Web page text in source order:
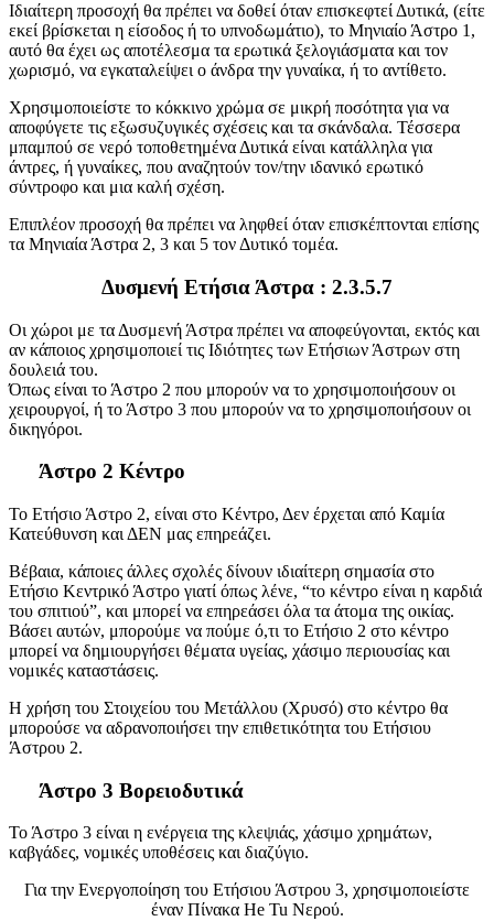
Ιδιαίτερη προσοχή θα πρέπει να δοθεί όταν επισκεφτεί Δυτικά, (είτε
εκεί βρίσκεται η είσοδος ή το υπνοδωμάτιο), το Μηνιαίο Άστρο 1,
αυτό θα έχει ως αποτέλεσμα τα ερωτικά ξελογιάσματα και τον
χωρισμό, να εγκαταλείψει o άνδρα την γυναίκα, ή το αντίθετο.
Χρησιμοποιείστε το κόκκινο χρώμα σε μικρή ποσότητα για να
αποφύγετε τις εξωσυζυγικές σχέσεις και τα σκάνδαλα. Τέσσερα
μπαμπού σε νερό τοποθετημένα Δυτικά είναι κατάλληλα για
άντρες, ή γυναίκες, που αναζητούν τον/την ιδανικό ερωτικό
σύντροφο και μια καλή σχέση.
Επιπλέον προσοχή θα πρέπει να ληφθεί όταν επισκέπτονται επίσης
τα Μηνιαία Άστρα 2, 3 και 5 τον Δυτικό τομέα.
Δυσμενή Ετήσια Άστρα : 2.3.5.7
Οι χώροι με τα Δυσμενή Άστρα πρέπει να αποφεύγονται, εκτός και
αν κάποιος χρησιμοποιεί τις Ιδιότητες των Ετήσιων Άστρων στη
δουλειά του.
Όπως είναι το Άστρο 2 που μπορούν να το χρησιμοποιήσουν οι
χειρουργοί, ή το Άστρο 3 που μπορούν να το χρησιμοποιήσουν οι
δικηγόροι.
Άστρο 2 Κέντρο
Το Ετήσιο Άστρο 2, είναι στο Κέντρο, Δεν έρχεται από Καμία
Κατεύθυνση και ΔΕΝ μας επηρεάζει.
Βέβαια, κάποιες άλλες σχολές δίνουν ιδιαίτερη σημασία στο
Ετήσιο Κεντρικό Άστρο γιατί όπως λένε, “το κέντρο είναι η καρδιά
του σπιτιού”, και μπορεί να επηρεάσει όλα τα άτομα της οικίας.
Βάσει αυτών, μπορούμε να πούμε ό,τι το Ετήσιο 2 στο κέντρο
μπορεί να δημιουργήσει θέματα υγείας, χάσιμο περιουσίας και
νομικές καταστάσεις.
Η χρήση του Στοιχείου του Μετάλλου (Χρυσό) στο κέντρο θα
μπορούσε να αδρανοποιήσει την επιθετικότητα του Ετήσιου
Άστρου 2.
Άστρο 3 Βορειοδυτικά
Το Άστρο 3 είναι η ενέργεια της κλεψιάς, χάσιμο χρημάτων,
καβγάδες, νομικές υποθέσεις και διαζύγιο.
Για την Ενεργοποίηση του Ετήσιου Άστρου 3, χρησιμοποιείστε
έναν Πίνακα He Tu Νερού.